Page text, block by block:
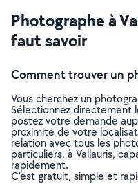
Photographe à
faut savoir
Comment trouver un
Vous cherchez un
Sélectionnez directement
postez votre demande
proximité de votre
relation avec tous les
particuliers, à Vallauris,
rapidement.
C’est gratuit, simple et